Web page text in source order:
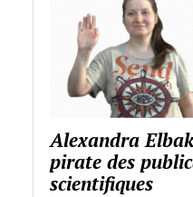
Alexandra
pirate des
scientifiques